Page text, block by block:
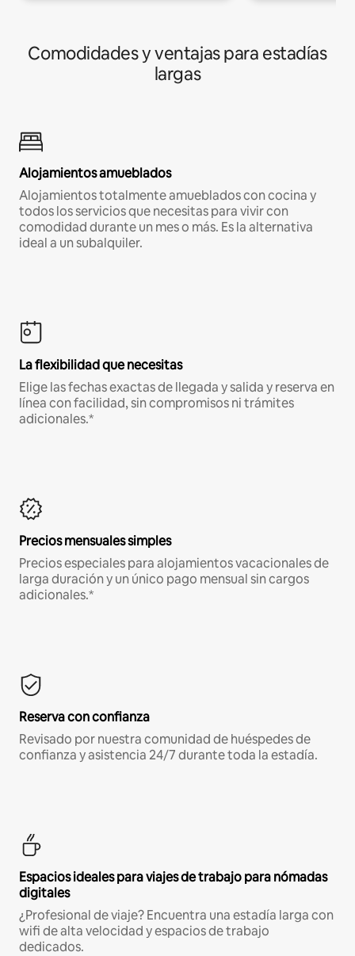
Comodidades y ventajas para estadías
largas
Alojamientos amueblados
Alojamientos totalmente amueblados con cocina y
todos los servicios que necesitas para vivir con
comodidad durante un mes o más. Es la alternativa
ideal a un subalquiler.
La flexibilidad que necesitas
Elige las fechas exactas de llegada y salida y reserva en
línea con facilidad, sin compromisos ni trámites
adicionales.*
Precios mensuales simples
Precios especiales para alojamientos vacacionales de
larga duración y un único pago mensual sin cargos
adicionales.*
Reserva con confianza
Revisado por nuestra comunidad de huéspedes de
confianza y asistencia 24/7 durante toda la estadía.
Espacios ideales para viajes de trabajo para nómadas
digitales
¿Profesional de viaje? Encuentra una estadía larga con
wifi de alta velocidad y espacios de trabajo
dedicados.